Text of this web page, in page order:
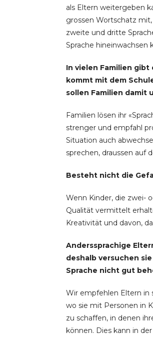
als Eltern weitergeben
grossen Wortschatz
zweite und dritte
Sprache hineinwachsen
In vielen Familien
kommt mit dem
sollen Familien damit
Familien lösen ihr
strenger und empfahl
Situation auch
sprechen, draussen auf
Besteht nicht die
Wenn Kinder, die zwei-
Qualität vermittelt
Kreativität und davon,
Anderssprachige
deshalb versuchen
Sprache nicht gut
Wir empfehlen Eltern in
wo sie mit Personen in
zu schaffen, in denen
können. Dies kann in